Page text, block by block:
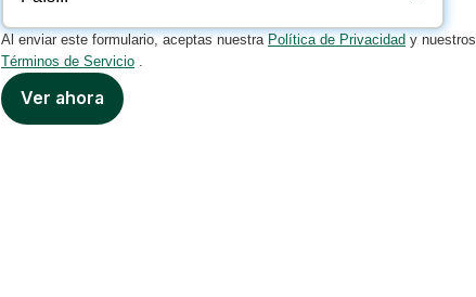
Al enviar este formulario, aceptas nuestraPolítica de Privacidady nuestros
Términos de Servicio
Ver ahora